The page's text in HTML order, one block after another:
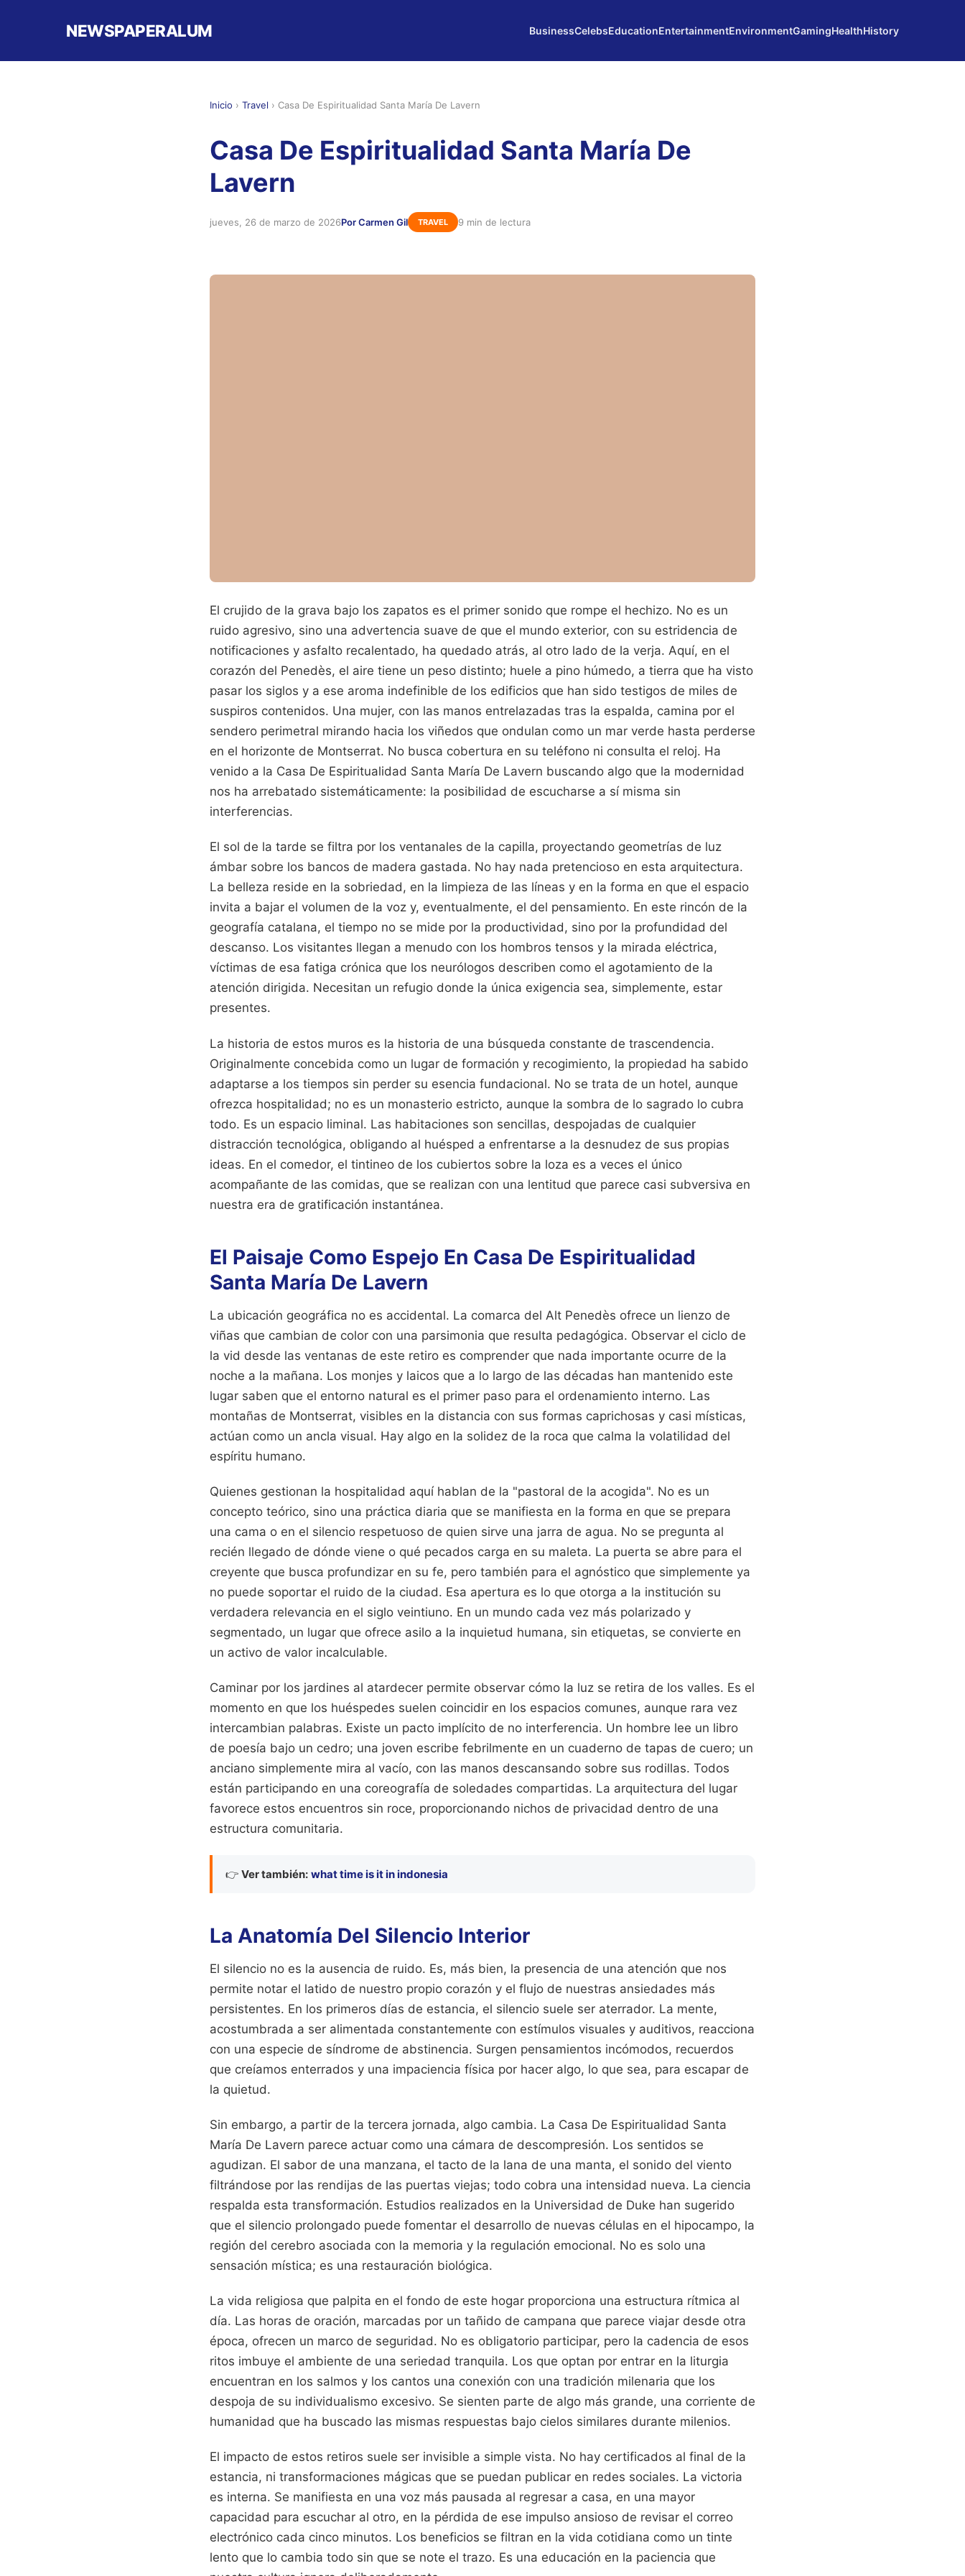
NEWSPAPERALUM BusinessCelebsEducationEntertainmentEnvironmentGamingHealthHistory
Inicio › Travel › Casa De Espiritualidad Santa María De Lavern
Casa De Espiritualidad Santa María De
Lavern
jueves, 26 de marzo de 2026Por Carmen Gil TRAVEL 9 min de lectura
El crujido de la grava bajo los zapatos es el primer sonido que rompe el hechizo. No es un
ruido agresivo, sino una advertencia suave de que el mundo exterior, con su estridencia de
notificaciones y asfalto recalentado, ha quedado atrás, al otro lado de la verja. Aquí, en el
corazón del Penedès, el aire tiene un peso distinto; huele a pino húmedo, a tierra que ha visto
pasar los siglos y a ese aroma indefinible de los edificios que han sido testigos de miles de
suspiros contenidos. Una mujer, con las manos entrelazadas tras la espalda, camina por el
sendero perimetral mirando hacia los viñedos que ondulan como un mar verde hasta perderse
en el horizonte de Montserrat. No busca cobertura en su teléfono ni consulta el reloj. Ha
venido a la Casa De Espiritualidad Santa María De Lavern buscando algo que la modernidad
nos ha arrebatado sistemáticamente: la posibilidad de escucharse a sí misma sin
interferencias.
El sol de la tarde se filtra por los ventanales de la capilla, proyectando geometrías de luz
ámbar sobre los bancos de madera gastada. No hay nada pretencioso en esta arquitectura.
La belleza reside en la sobriedad, en la limpieza de las líneas y en la forma en que el espacio
invita a bajar el volumen de la voz y, eventualmente, el del pensamiento. En este rincón de la
geografía catalana, el tiempo no se mide por la productividad, sino por la profundidad del
descanso. Los visitantes llegan a menudo con los hombros tensos y la mirada eléctrica,
víctimas de esa fatiga crónica que los neurólogos describen como el agotamiento de la
atención dirigida. Necesitan un refugio donde la única exigencia sea, simplemente, estar
presentes.
La historia de estos muros es la historia de una búsqueda constante de trascendencia.
Originalmente concebida como un lugar de formación y recogimiento, la propiedad ha sabido
adaptarse a los tiempos sin perder su esencia fundacional. No se trata de un hotel, aunque
ofrezca hospitalidad; no es un monasterio estricto, aunque la sombra de lo sagrado lo cubra
todo. Es un espacio liminal. Las habitaciones son sencillas, despojadas de cualquier
distracción tecnológica, obligando al huésped a enfrentarse a la desnudez de sus propias
ideas. En el comedor, el tintineo de los cubiertos sobre la loza es a veces el único
acompañante de las comidas, que se realizan con una lentitud que parece casi subversiva en
nuestra era de gratificación instantánea.
El Paisaje Como Espejo En Casa De Espiritualidad
Santa María De Lavern
La ubicación geográfica no es accidental. La comarca del Alt Penedès ofrece un lienzo de
viñas que cambian de color con una parsimonia que resulta pedagógica. Observar el ciclo de
la vid desde las ventanas de este retiro es comprender que nada importante ocurre de la
noche a la mañana. Los monjes y laicos que a lo largo de las décadas han mantenido este
lugar saben que el entorno natural es el primer paso para el ordenamiento interno. Las
montañas de Montserrat, visibles en la distancia con sus formas caprichosas y casi místicas,
actúan como un ancla visual. Hay algo en la solidez de la roca que calma la volatilidad del
espíritu humano.
Quienes gestionan la hospitalidad aquí hablan de la "pastoral de la acogida". No es un
concepto teórico, sino una práctica diaria que se manifiesta en la forma en que se prepara
una cama o en el silencio respetuoso de quien sirve una jarra de agua. No se pregunta al
recién llegado de dónde viene o qué pecados carga en su maleta. La puerta se abre para el
creyente que busca profundizar en su fe, pero también para el agnóstico que simplemente ya
no puede soportar el ruido de la ciudad. Esa apertura es lo que otorga a la institución su
verdadera relevancia en el siglo veintiuno. En un mundo cada vez más polarizado y
segmentado, un lugar que ofrece asilo a la inquietud humana, sin etiquetas, se convierte en
un activo de valor incalculable.
Caminar por los jardines al atardecer permite observar cómo la luz se retira de los valles. Es el
momento en que los huéspedes suelen coincidir en los espacios comunes, aunque rara vez
intercambian palabras. Existe un pacto implícito de no interferencia. Un hombre lee un libro
de poesía bajo un cedro; una joven escribe febrilmente en un cuaderno de tapas de cuero; un
anciano simplemente mira al vacío, con las manos descansando sobre sus rodillas. Todos
están participando en una coreografía de soledades compartidas. La arquitectura del lugar
favorece estos encuentros sin roce, proporcionando nichos de privacidad dentro de una
estructura comunitaria.
👉 Ver también: what time is it in indonesia
La Anatomía Del Silencio Interior
El silencio no es la ausencia de ruido. Es, más bien, la presencia de una atención que nos
permite notar el latido de nuestro propio corazón y el flujo de nuestras ansiedades más
persistentes. En los primeros días de estancia, el silencio suele ser aterrador. La mente,
acostumbrada a ser alimentada constantemente con estímulos visuales y auditivos, reacciona
con una especie de síndrome de abstinencia. Surgen pensamientos incómodos, recuerdos
que creíamos enterrados y una impaciencia física por hacer algo, lo que sea, para escapar de
la quietud.
Sin embargo, a partir de la tercera jornada, algo cambia. La Casa De Espiritualidad Santa
María De Lavern parece actuar como una cámara de descompresión. Los sentidos se
agudizan. El sabor de una manzana, el tacto de la lana de una manta, el sonido del viento
filtrándose por las rendijas de las puertas viejas; todo cobra una intensidad nueva. La ciencia
respalda esta transformación. Estudios realizados en la Universidad de Duke han sugerido
que el silencio prolongado puede fomentar el desarrollo de nuevas células en el hipocampo, la
región del cerebro asociada con la memoria y la regulación emocional. No es solo una
sensación mística; es una restauración biológica.
La vida religiosa que palpita en el fondo de este hogar proporciona una estructura rítmica al
día. Las horas de oración, marcadas por un tañido de campana que parece viajar desde otra
época, ofrecen un marco de seguridad. No es obligatorio participar, pero la cadencia de esos
ritos imbuye el ambiente de una seriedad tranquila. Los que optan por entrar en la liturgia
encuentran en los salmos y los cantos una conexión con una tradición milenaria que los
despoja de su individualismo excesivo. Se sienten parte de algo más grande, una corriente de
humanidad que ha buscado las mismas respuestas bajo cielos similares durante milenios.
El impacto de estos retiros suele ser invisible a simple vista. No hay certificados al final de la
estancia, ni transformaciones mágicas que se puedan publicar en redes sociales. La victoria
es interna. Se manifiesta en una voz más pausada al regresar a casa, en una mayor
capacidad para escuchar al otro, en la pérdida de ese impulso ansioso de revisar el correo
electrónico cada cinco minutos. Los beneficios se filtran en la vida cotidiana como un tinte
lento que lo cambia todo sin que se note el trazo. Es una educación en la paciencia que